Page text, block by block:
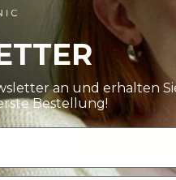
an und erhalten
Bestellung!